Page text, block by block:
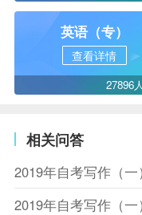
英语（专）
查看详情
27896
相关问答
2019年自考写作（
2019年自考写作（